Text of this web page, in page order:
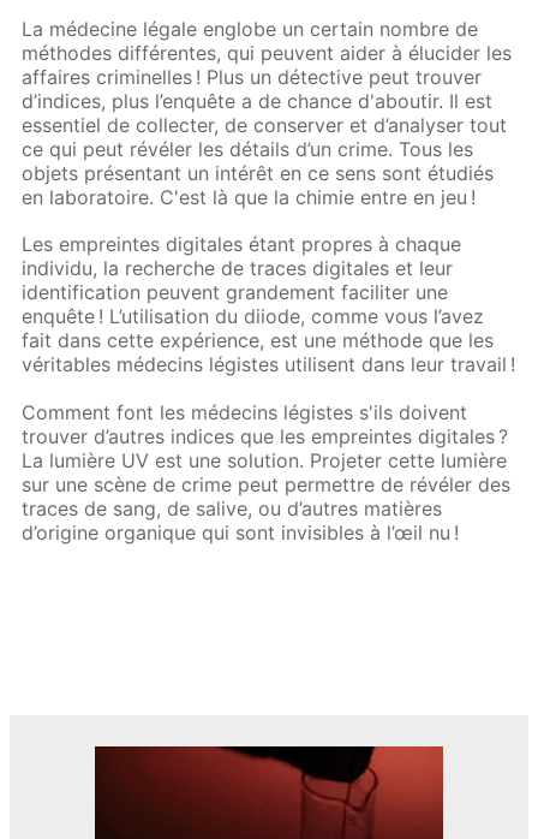
La médecine légale englobe un certain nombre de
méthodes différentes, qui peuvent aider à élucider les
affaires criminelles ! Plus un détective peut trouver
d’indices, plus l’enquête a de chance d'aboutir. Il est
essentiel de collecter, de conserver et d’analyser tout
ce qui peut révéler les détails d’un crime. Tous les
objets présentant un intérêt en ce sens sont étudiés
en laboratoire. C'est là que la chimie entre en jeu !
Les empreintes digitales étant propres à chaque
individu, la recherche de traces digitales et leur
identification peuvent grandement faciliter une
enquête ! L’utilisation du diiode, comme vous l’avez
fait dans cette expérience, est une méthode que les
véritables médecins légistes utilisent dans leur travail !
Comment font les médecins légistes s'ils doivent
trouver d’autres indices que les empreintes digitales ?
La lumière UV est une solution. Projeter cette lumière
sur une scène de crime peut permettre de révéler des
traces de sang, de salive, ou d’autres matières
d’origine organique qui sont invisibles à l’œil nu !